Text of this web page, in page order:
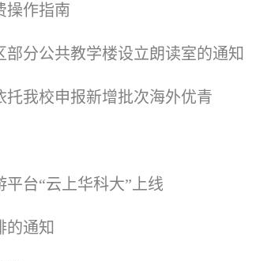
操作指南
部分公共教学楼设立朗读室的通知
托我校申报新增批次海外优青
台“云上华科大”上线
的通知